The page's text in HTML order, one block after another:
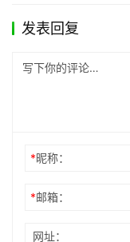
发表回复
*昵称：
*邮箱：
网址：